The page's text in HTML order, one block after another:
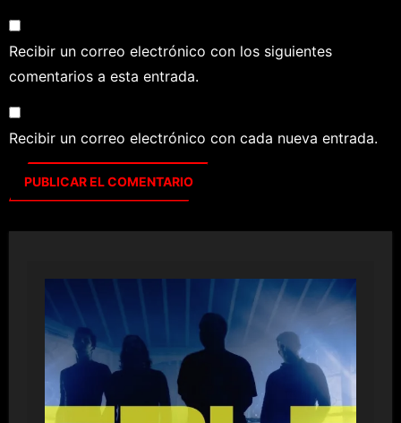
Recibir un correo electrónico con los siguientes
comentarios a esta entrada.
Recibir un correo electrónico con cada nueva entrada.